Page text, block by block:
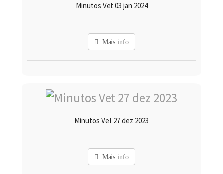
Minutos Vet 03 jan 2024
Mais info
Minutos Vet 27 dez 2023
Mais info